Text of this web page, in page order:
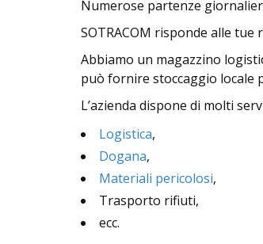
Numerose partenze
SOTRACOM risponde alle tue
Abbiamo un magazzino
può fornire stoccaggio locale
L’azienda dispone di molti
Logistica,
Dogana,
Materiali pericolosi,
Trasporto rifiuti,
ecc.